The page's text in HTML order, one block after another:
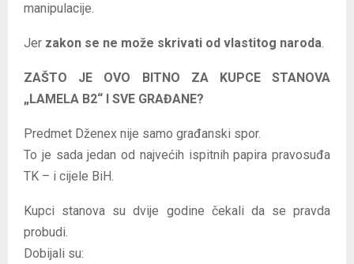
manipulacije.
Jer zakon se ne može skrivati od vlastitog naroda.
ZAŠTO JE OVO BITNO ZA KUPCE STANOVA
„LAMELA B2“ I SVE GRAĐANE?
Predmet Dženex nije samo građanski spor.
To je sada jedan od najvećih ispitnih papira pravosuđa
TK – i cijele BiH.
Kupci stanova su dvije godine čekali da se pravda
probudi.
Dobijali su: